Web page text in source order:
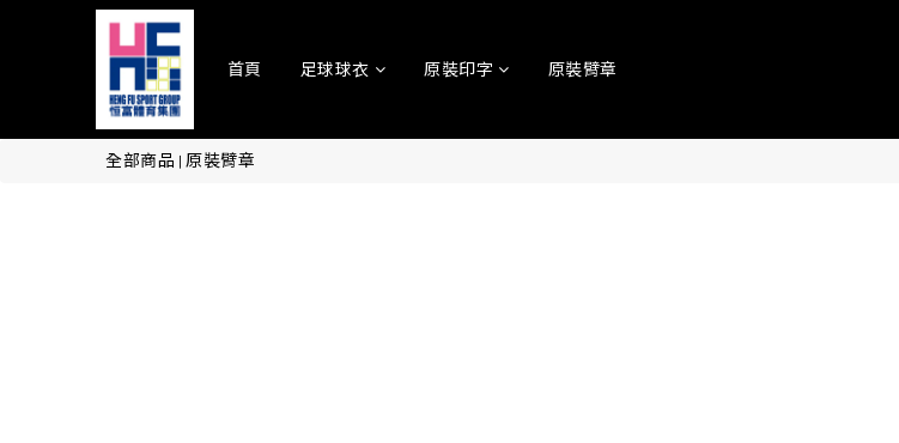
首頁 足球球衣 原裝印字 原裝臂章
全部商品 | 原裝臂章